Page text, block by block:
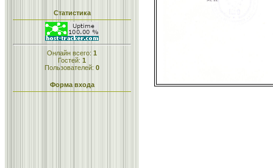
Статистика
Онлайн всего: 1
Гостей: 1
Пользователей: 0
Форма входа